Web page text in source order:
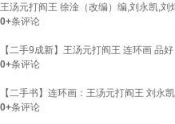
王汤元打阎王 徐淦（改编）编,刘永凯,刘
0+条评论
【二手9成新】王汤元打阎王 连环画 品好
0+条评论
【二手书】连环画：王汤元打阎王 刘永
0+条评论